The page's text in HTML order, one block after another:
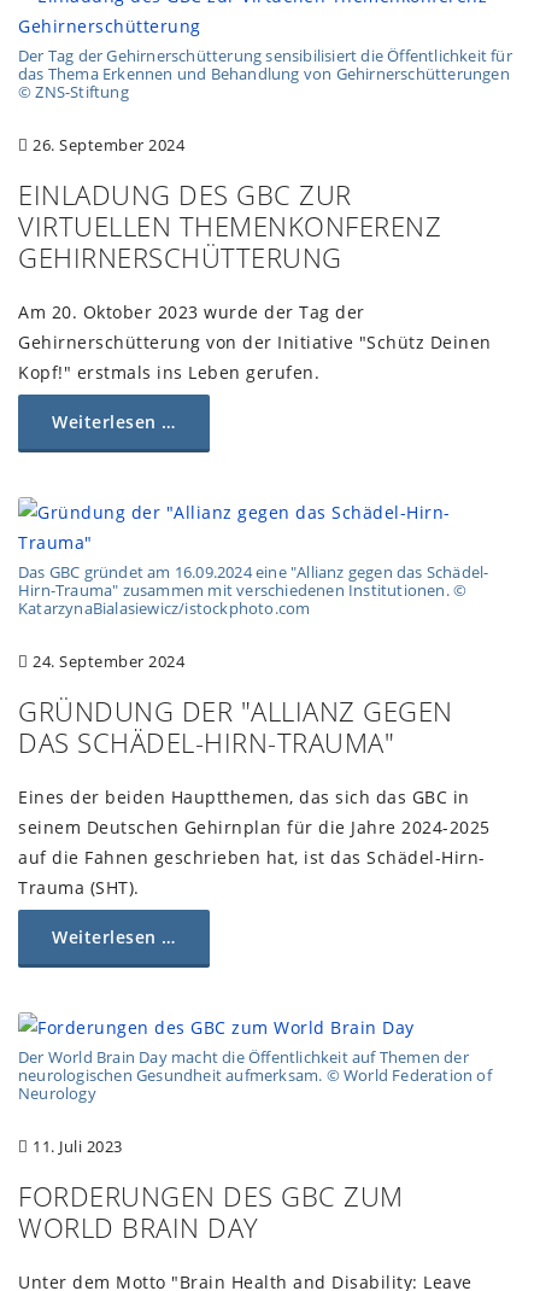
Der Tag der Gehirnerschütterung sensibilisiert die Öffentlichkeit für
das Thema Erkennen und Behandlung von Gehirnerschütterungen
© ZNS-Stiftung
EINLADUNG DES GBC ZUR
VIRTUELLEN THEMENKONFERENZ
GEHIRNERSCHÜTTERUNG
26. September 2024
Am 20. Oktober 2023 wurde der Tag der
Gehirnerschütterung von der Initiative "Schütz Deinen
Kopf!" erstmals ins Leben gerufen.
Weiterlesen …
Das GBC gründet am 16.09.2024 eine "Allianz gegen das Schädel-
Hirn-Trauma" zusammen mit verschiedenen Institutionen. ©
KatarzynaBialasiewicz/istockphoto.com
GRÜNDUNG DER "ALLIANZ GEGEN
DAS SCHÄDEL-HIRN-TRAUMA"
24. September 2024
Eines der beiden Hauptthemen, das sich das GBC in
seinem Deutschen Gehirnplan für die Jahre 2024-2025
auf die Fahnen geschrieben hat, ist das Schädel-Hirn-
Trauma (SHT).
Weiterlesen …
Der World Brain Day macht die Öffentlichkeit auf Themen der
neurologischen Gesundheit aufmerksam. © World Federation of
Neurology
FORDERUNGEN DES GBC ZUM
WORLD BRAIN DAY
11. Juli 2023
Unter dem Motto "Brain Health and Disability: Leave